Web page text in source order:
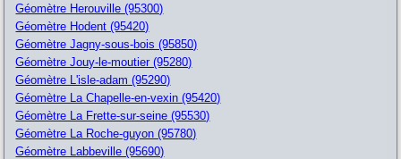
Géomètre Herouville (95300)
Géomètre Hodent (95420)
Géomètre Jagny-sous-bois (95850)
Géomètre Jouy-le-moutier (95280)
Géomètre L'isle-adam (95290)
Géomètre La Chapelle-en-vexin (95420)
Géomètre La Frette-sur-seine (95530)
Géomètre La Roche-guyon (95780)
Géomètre Labbeville (95690)